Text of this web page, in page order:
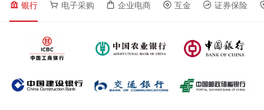
银行 电子采购 企业电商 互金 证券保险